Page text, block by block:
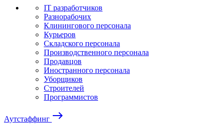
IT разработчиков
Разнорабочих
Клинингового персонала
Курьеров
Складского персонала
Производственного персонала
Продавцов
Иностранного персонала
Уборщиков
Строителей
Программистов
Аутстаффинг east